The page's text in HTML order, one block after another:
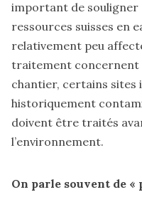
important de souligner
ressources suisses en
relativement peu
traitement concernent
chantier, certains sites
historiquement
doivent être traités
l’environnement.
On parle souvent de